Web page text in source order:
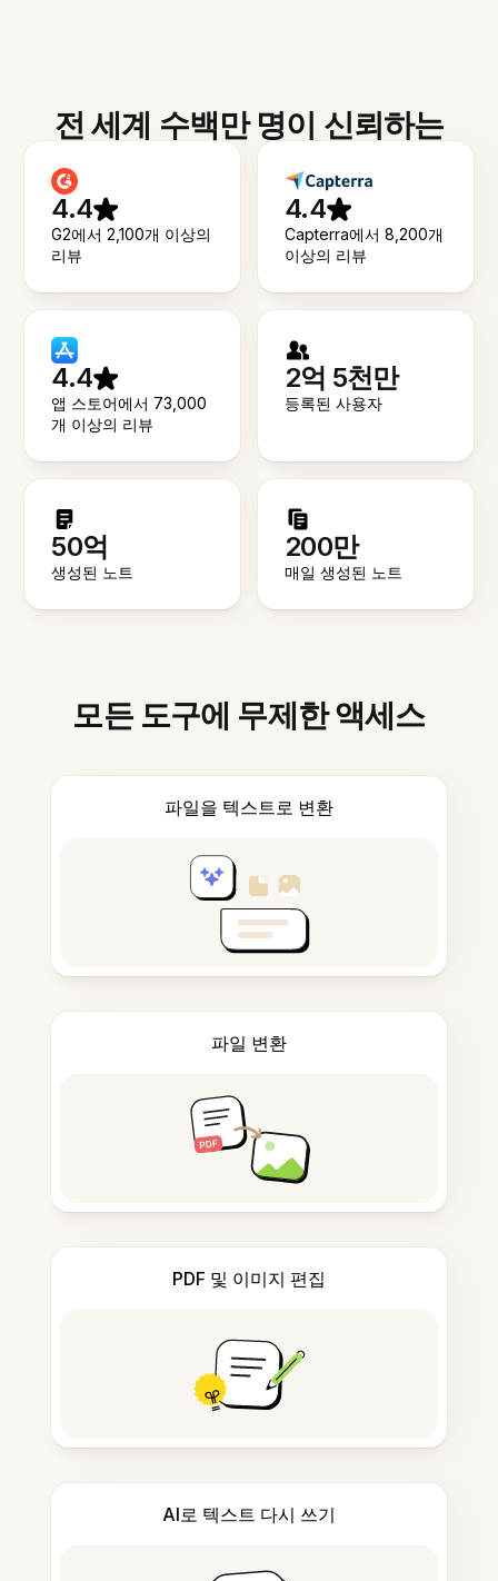
전 세계 수백만 명이 신뢰하는
4.4
G2에서 2,100개 이상의
리뷰
4.4
Capterra에서 8,200개
이상의 리뷰
4.4
앱 스토어에서 73,000
개 이상의 리뷰
2억 5천만
등록된 사용자
50억
생성된 노트
200만
매일 생성된 노트
모든 도구에 무제한 액세스
파일을 텍스트로 변환
파일 변환
PDF 및 이미지 편집
AI로 텍스트 다시 쓰기